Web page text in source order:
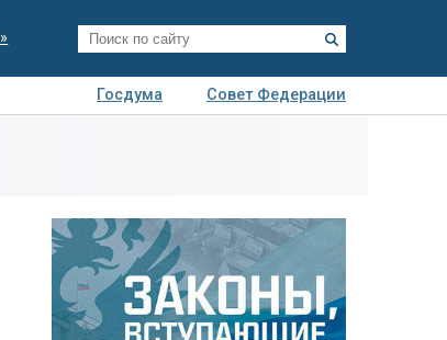
Госдума
Совет Федерации